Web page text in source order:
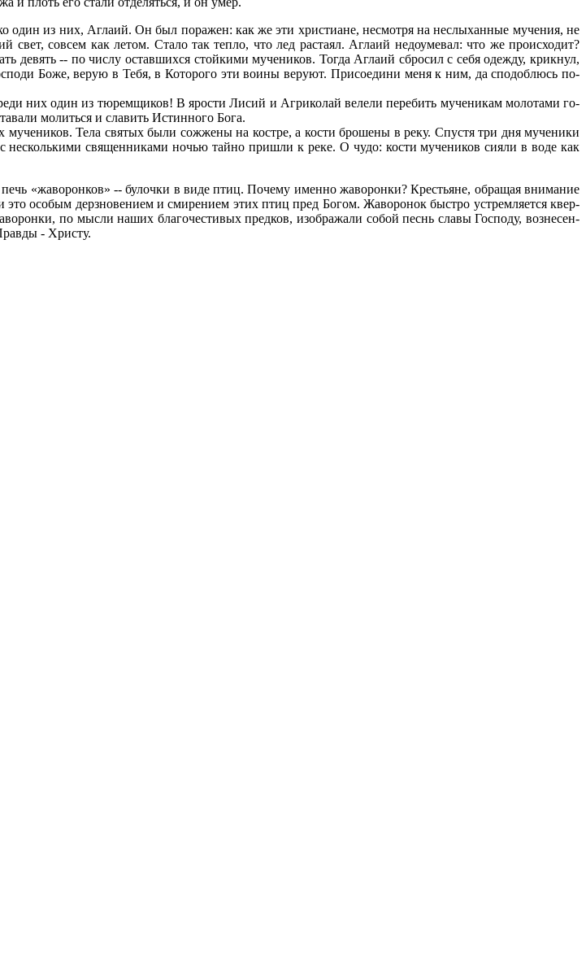
один из них, Агла­ий. Он был по­ра­жен: как же эти хри­сти­ане, несмот­ря на неслы­хан­ные му­че­ния, не
со­всем как ле­том. Ста­ло так теп­ло, что лед рас­та­ял. Агла­ий недо­уме­вал: что же про­ис­хо­дит?
де­вять -- по чис­лу остав­ших­ся стой­ки­ми му­че­ни­ков. То­гда Агла­ий сбро­сил с се­бя одеж­ду, крик­нул,
Бо­же, ве­рую в Те­бя, в Ко­то­ро­го эти во­и­ны ве­ру­ют. При­со­еди­ни ме­ня к ним, да спо­доб­люсь по­
них один из тю­рем­щи­ков! В яро­сти Ли­сий и Аг­ри­ко­лай ве­ле­ли пе­ре­бить му­че­ни­кам мо­ло­та­ми го­
мо­лить­ся и сла­вить Ис­тин­но­го Бо­га.
Те­ла свя­тых бы­ли со­жже­ны на ко­ст­ре, а ко­сти бро­ше­ны в ре­ку. Спу­стя три дня му­че­ни­ки
несколь­ки­ми свя­щен­ни­ка­ми но­чью тай­но при­шли к ре­ке. О чу­до: ко­сти му­че­ни­ков си­я­ли в во­де как
«жа­во­рон­ков» -- бу­лоч­ки в ви­де птиц. По­че­му имен­но жа­во­рон­ки? Кре­стьяне, об­ра­щая вни­ма­ние
осо­бым дерз­но­ве­ни­ем и сми­ре­ни­ем этих птиц пред Бо­гом. Жа­во­ро­нок быст­ро устрем­ля­ет­ся квер­
по мыс­ли на­ших бла­го­че­сти­вых пред­ков, изо­бра­жа­ли со­бой песнь сла­вы Гос­по­ду, воз­не­сен­
- Хри­сту.